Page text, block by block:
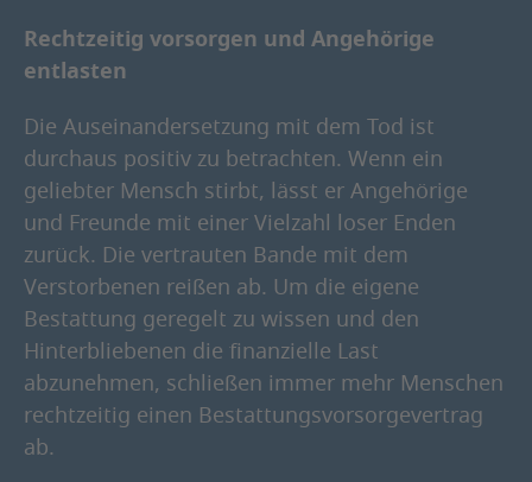
Rechtzeitig vorsorgen und Angehörige
entlasten
Die Auseinandersetzung mit dem Tod ist
durchaus positiv zu betrachten. Wenn ein
geliebter Mensch stirbt, lässt er Angehörige
und Freunde mit einer Vielzahl loser Enden
zurück. Die vertrauten Bande mit dem
Verstorbenen reißen ab. Um die eigene
Bestattung geregelt zu wissen und den
Hinterbliebenen die finanzielle Last
abzunehmen, schließen immer mehr Menschen
rechtzeitig einen Bestattungsvorsorgevertrag
ab.